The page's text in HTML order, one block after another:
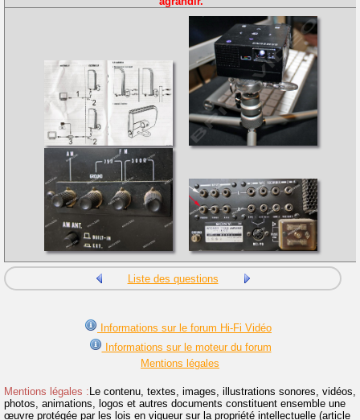
Liste des questions
Informations sur le forum Hi-Fi Vidéo
Informations sur le moteur du forum
Mentions légales
Mentions légales : Le contenu, textes, images, illustrations sonores, vidéos,
photos, animations, logos et autres documents constituent ensemble une
œuvre protégée par les lois en vigueur sur la propriété intellectuelle (article